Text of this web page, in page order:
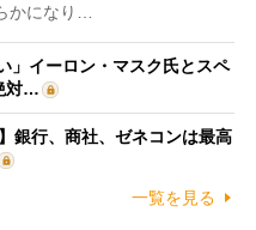
かになり…
」イーロン・マスク氏とスペ
対…
銀行、商社、ゼネコンは最高
一覧を見る